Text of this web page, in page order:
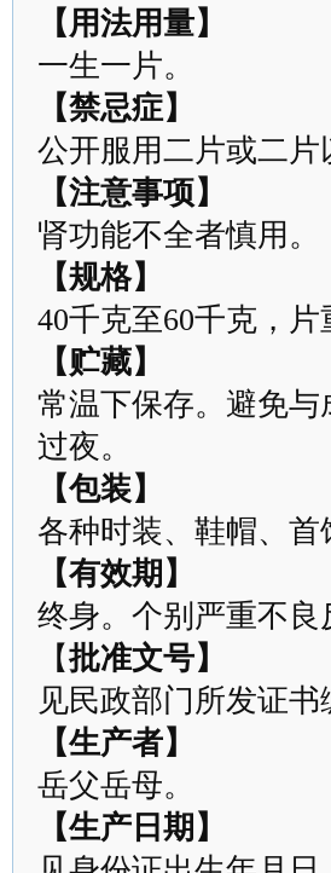
【用法用量】
一生一片。
【禁忌症】
公开服用二片或二片
【注意事项】
肾功能不全者慎用。
【规格】
40千克至60千克，
【贮藏】
常温下保存。避免
过夜。
【包装】
各种时装、鞋帽、
【有效期】
终身。个别严重不
【批准文号】
见民政部门所发证书
【生产者】
岳父岳母。
【生产日期】